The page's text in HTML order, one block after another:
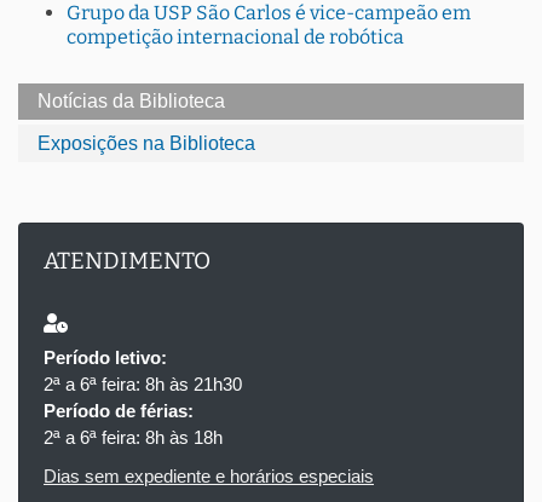
Notícias da Biblioteca
Exposições na Biblioteca
ATENDIMENTO
Período letivo:
2ª a 6ª feira: 8h às 21h30
Período de férias:
2ª a 6ª feira: 8h às 18h
Dias sem expediente e horários especiais
Grupo da USP São Carlos é vice-campeão em
competição internacional de robótica